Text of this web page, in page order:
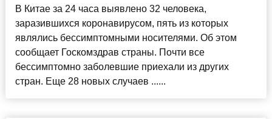
В Китае за 24 часа выявлено 32 человека,
заразившихся коронавирусом, пять из которых
являлись бессимптомными носителями. Об этом
сообщает Госкомздрав страны. Почти все
бессимптомно заболевшие приехали из других
стран. Еще 28 новых случаев ......